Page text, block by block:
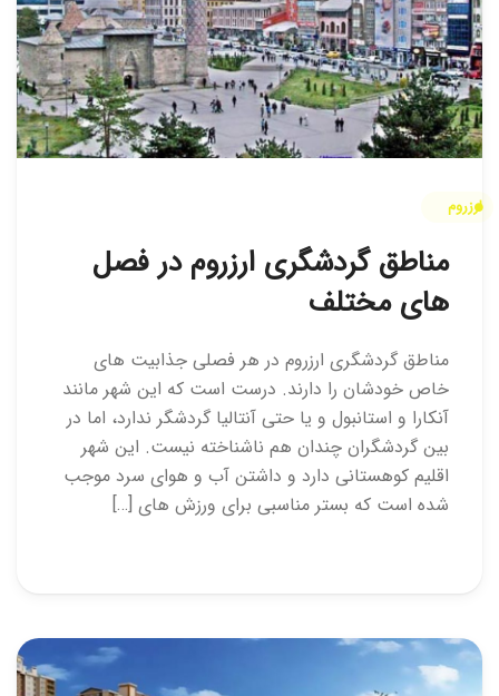
ارزروم
مناطق گردشگری ارزروم در فصل
های مختلف
مناطق گردشگری ارزروم در هر فصلی جذابیت های
خاص خودشان را دارند. درست است که این شهر مانند
آنکارا و استانبول و یا حتی آنتالیا گردشگر ندارد، اما در
بین گردشگران چندان هم ناشناخته نیست. این شهر
اقلیم کوهستانی دارد و داشتن آب و هوای سرد موجب
شده است که بستر مناسبی برای ورزش های […]